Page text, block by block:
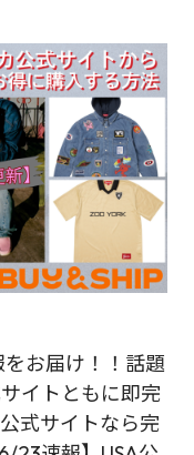
お届け！！話題
イトともに即完
式サイトなら完